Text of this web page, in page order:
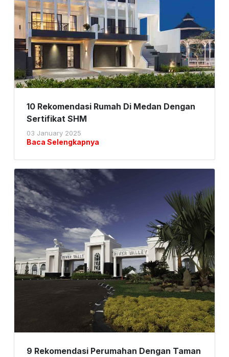
10 Rekomendasi Rumah Di Medan Dengan
Sertifikat SHM
03 January 2025
Baca Selengkapnya
9 Rekomendasi Perumahan Dengan Taman